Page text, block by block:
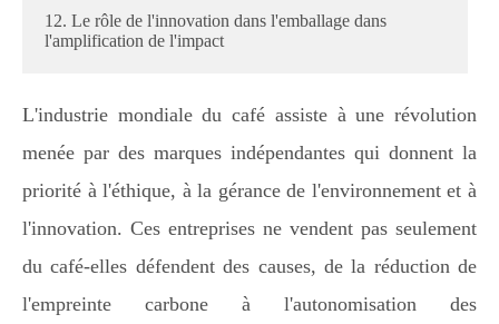
12. Le rôle de l'innovation dans l'emballage dans
l'amplification de l'impact
L'industrie mondiale du café assiste à une révolution
menée par des marques indépendantes qui donnent la
priorité à l'éthique, à la gérance de l'environnement et à
l'innovation. Ces entreprises ne vendent pas seulement
du café-elles défendent des causes, de la réduction de
l'empreinte carbone à l'autonomisation des